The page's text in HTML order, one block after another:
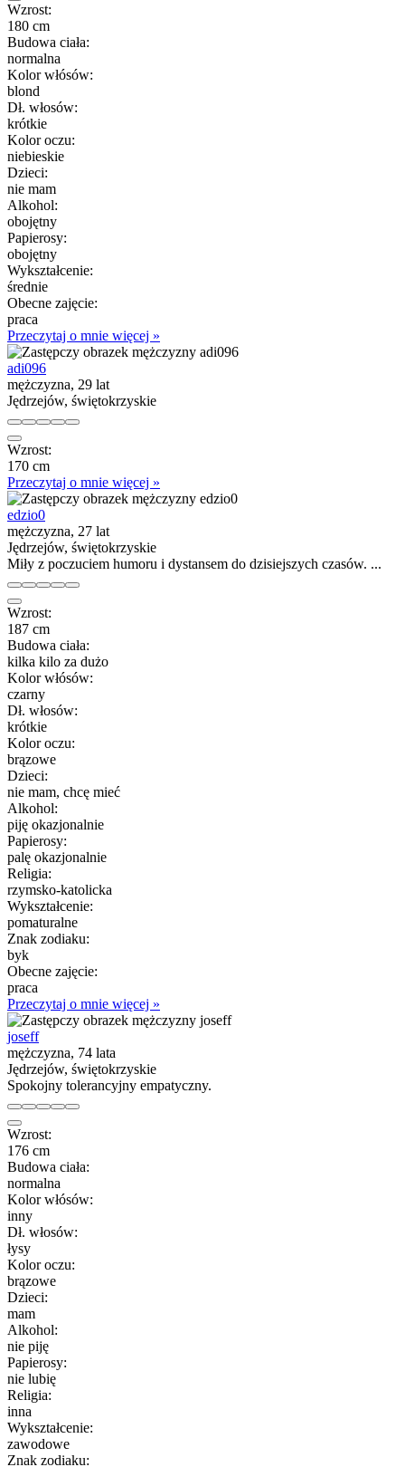
Wzrost:
180 cm
Budowa ciała:
normalna
Kolor włósów:
blond
Dł. włosów:
krótkie
Kolor oczu:
niebieskie
Dzieci:
nie mam
Alkohol:
obojętny
Papierosy:
obojętny
Wykształcenie:
średnie
Obecne zajęcie:
praca
Przeczytaj o mnie więcej »
adi096
mężczyzna, 29 lat
Jędrzejów, świętokrzyskie
Wzrost:
170 cm
Przeczytaj o mnie więcej »
edzio0
mężczyzna, 27 lat
Jędrzejów, świętokrzyskie
Miły z poczuciem humoru i dystansem do dzisiejszych czasów. ...
Wzrost:
187 cm
Budowa ciała:
kilka kilo za dużo
Kolor włósów:
czarny
Dł. włosów:
krótkie
Kolor oczu:
brązowe
Dzieci:
nie mam, chcę mieć
Alkohol:
piję okazjonalnie
Papierosy:
palę okazjonalnie
Religia:
rzymsko-katolicka
Wykształcenie:
pomaturalne
Znak zodiaku:
byk
Obecne zajęcie:
praca
Przeczytaj o mnie więcej »
joseff
mężczyzna, 74 lata
Jędrzejów, świętokrzyskie
Spokojny tolerancyjny empatyczny.
Wzrost:
176 cm
Budowa ciała:
normalna
Kolor włósów:
inny
Dł. włosów:
łysy
Kolor oczu:
brązowe
Dzieci:
mam
Alkohol:
nie piję
Papierosy:
nie lubię
Religia:
inna
Wykształcenie:
zawodowe
Znak zodiaku: